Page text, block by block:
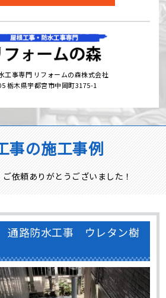
工事専門 リフォームの森株式会社
栃木県宇都宮市中岡町3175-1
事の施工事例
依頼ありがとうございました！
通路防水工事 ウレタン樹